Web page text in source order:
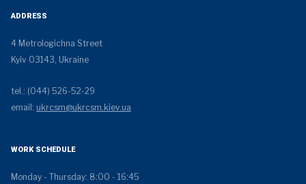
ADDRESS
4 Metrologichna Street
Kyiv 03143, Ukraine
tel.: (044) 526-52-29
email: ukrcsm@ukrcsm.kiev.ua
WORK SCHEDULE
Monday - Thursday: 8:00 - 16:45